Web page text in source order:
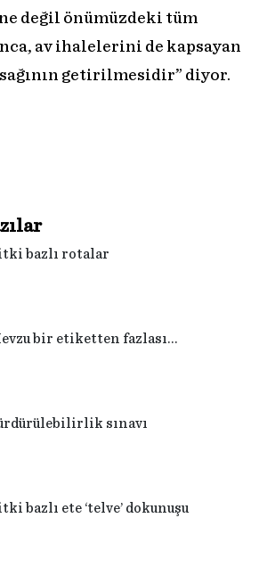
değil önümüzdeki tüm
av ihalelerini de kapsayan
getirilmesidir” diyor.
bazlı rotalar
bir etiketten fazlası…
sınavı
bazlı ete ‘telve’ dokunuşu